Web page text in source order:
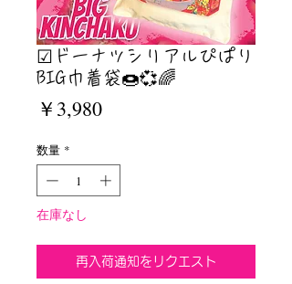
☑︎ドーナツシリアルぴぱり
BIG巾着袋🍩💞🌈
￥3,980価
数量 *
在庫なし
再入荷通知をリクエスト